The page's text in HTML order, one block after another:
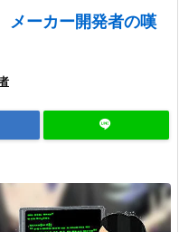
メーカー開発者の嘆